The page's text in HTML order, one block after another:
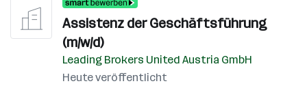
Assistenz der Geschäftsführung
(m/w/d)
Leading Brokers United Austria GmbH
Heute veröffentlicht